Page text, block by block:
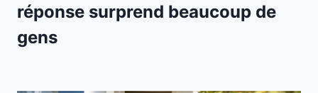
réponse surprend beaucoup de
gens